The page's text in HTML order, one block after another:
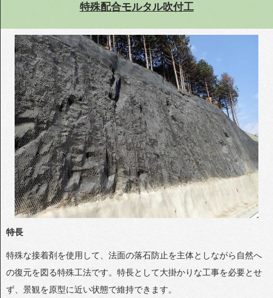
特殊配合モルタル吹付工
特長
特殊な接着剤を使用して、法面の落石防止を主体としながら自然へ
の復元を図る特殊工法です。特長として大掛かりな工事を必要とせ
ず、景観を原型に近い状態で維持できます。